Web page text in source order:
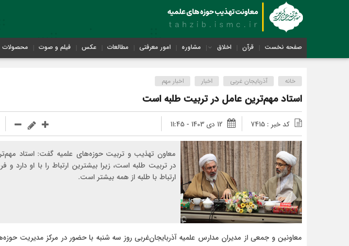
صفحه نخست قرآن اخلاق مشاوره امور معرفتی مطالعات عکس فیلم و صوت محصولات
خانه آذربایجان غربی اخبار اخبار مهم
استاد مهم‌ترین عامل در تربیت طلبه است
کد خبر : 7415 12 دی 1403 - 11:45
معاون تهذیب و تربیت حوزه‌های علمیه گفت: استاد
در تربیت طلبه است، زیرا بیشترین ارتباط را با او دارد و
ارتباط با طلبه از همه بیشتر است.
معاونین و جمعی از مدیران مدارس علمیه آذربایجان‌غربی روز سه شنبه با حضور در مرکز مدیریت